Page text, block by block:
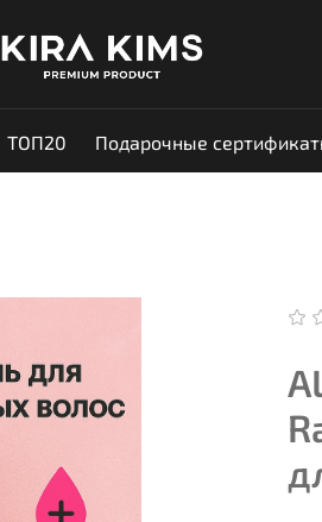
ТОП20 Подарочные